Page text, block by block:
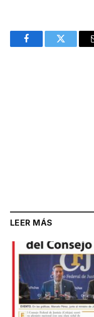
FacebookTwitter
LEER MÁS